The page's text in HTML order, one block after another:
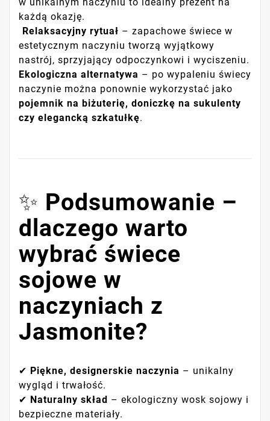
każdą okazję.
Relaksacyjny rytuał – zapachowe świece w
estetycznym naczyniu tworzą wyjątkowy
nastrój, sprzyjający odpoczynkowi i wyciszeniu.
Ekologiczna alternatywa – po wypaleniu świecy
naczynie można ponownie wykorzystać jako
pojemnik na biżuterię, doniczkę na sukulenty
czy elegancką szkatułkę.
✨ Podsumowanie –
dlaczego warto
wybrać świece
sojowe w
naczyniach z
Jasmonite?
✔ Piękne, designerskie naczynia – unikalny
wygląd i trwałość.
✔ Naturalny skład – ekologiczny wosk sojowy i
bezpieczne materiały.